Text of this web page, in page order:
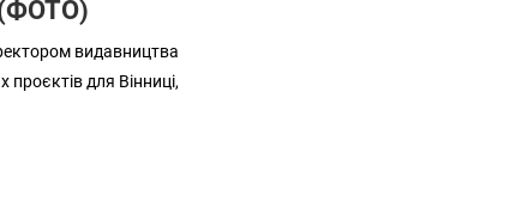
(ФОТО)
видавництва
для Вінниці,